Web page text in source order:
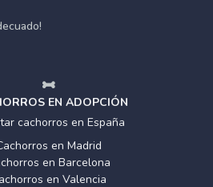
EN ADOPCIÓN
cachorros en España
en Madrid
en Barcelona
en Valencia